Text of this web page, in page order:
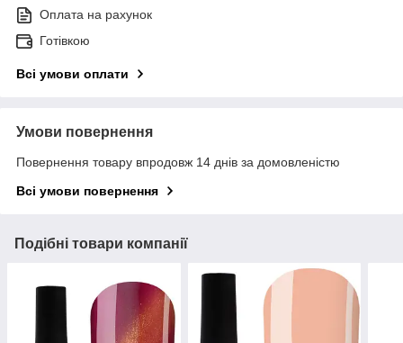
Оплата на рахунок
Готівкою
Всі умови оплати
Умови повернення
Повернення товару впродовж 14 днів за домовленістю
Всі умови повернення
Подібні товари компанії